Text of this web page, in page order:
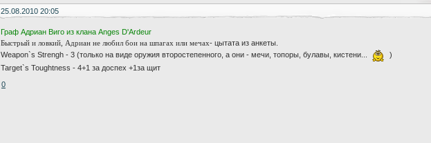
25.08.2010 20:05
Граф Адриан Виго из клана Anges D'Ardeur
Быстрый и ловкий, Адриан не любил бои на шпагах или мечах- цытата из анкеты.
Weapon`s Strengh - 3 (только на виде оружия второстепенного, а они - мечи, топоры, булавы, кистени...
)
Target`s Toughtness - 4+1 за доспех +1за щит
0